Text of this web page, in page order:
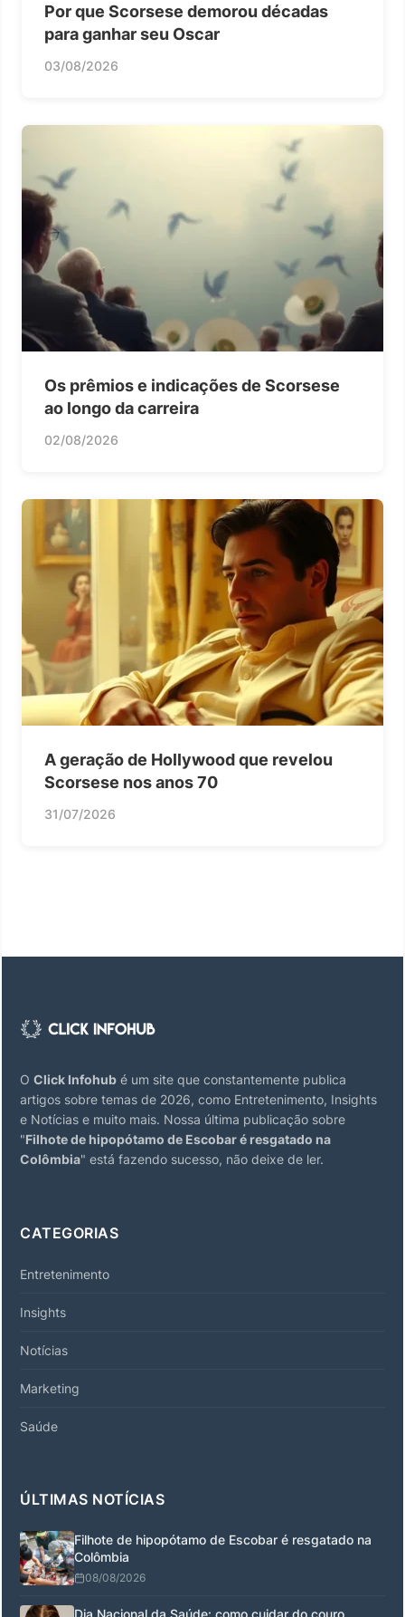
Por que Scorsese demorou décadas
para ganhar seu Oscar
03/08/2026
Os prêmios e indicações de Scorsese
ao longo da carreira
02/08/2026
A geração de Hollywood que revelou
Scorsese nos anos 70
31/07/2026
O Click Infohub é um site que constantemente publica
artigos sobre temas de 2026, como Entretenimento, Insights
e Notícias e muito mais. Nossa última publicação sobre
"Filhote de hipopótamo de Escobar é resgatado na
Colômbia" está fazendo sucesso, não deixe de ler.
CATEGORIAS
Entretenimento
Insights
Notícias
Marketing
Saúde
ÚLTIMAS NOTÍCIAS
Filhote de hipopótamo de Escobar é resgatado na
Colômbia
08/08/2026
Dia Nacional da Saúde: como cuidar do couro